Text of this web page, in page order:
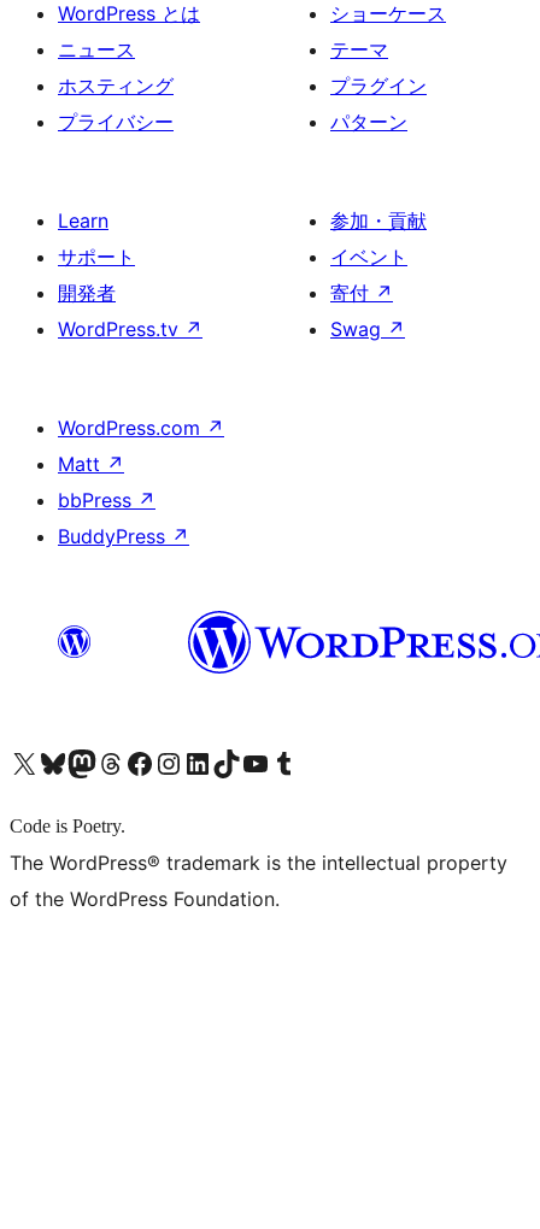
WordPress とは
ニュース
ホスティング
プライバシー
ショーケース
テーマ
プラグイン
パターン
Learn
サポート
開発者
WordPress.tv ↗
参加・貢献
イベント
寄付 ↗
Swag ↗
WordPress.com ↗
Matt ↗
bbPress ↗
BuddyPress ↗
X (旧 Twitter) アカウントへBluesky アカウントへMastodon アカウントへThreads アカウントへ Facebook ページへInstagram アカウントへ LinkedIn アカウントへTikTok アカウントへYouTube チャンネルへ Tumblr アカウントへ
Code is Poetry.
The WordPress® trademark is the intellectual property
of the WordPress Foundation.